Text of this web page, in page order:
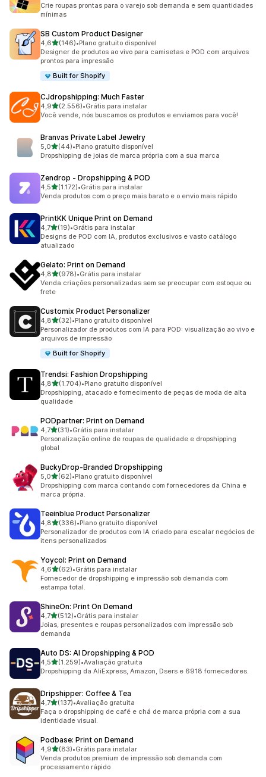
Crie roupas prontas para o varejo sob demanda e sem quantidades
mínimas
SB Custom Product Designer
4,6de 5 estrelas
(146)
146 avaliações ao todo
•Plano gratuito disponível
Designer de produtos ao vivo para camisetas e POD com arquivos
prontos para impressão
Built for Shopify
CJdropshipping: Much Faster
4,9de 5 estrelas
(2.556)
2556 avaliações ao todo
•Grátis para instalar
Você vende, nós buscamos os produtos e enviamos para você!
Branvas Private Label Jewelry
5,0de 5 estrelas
(44)
44 avaliações ao todo
•Plano gratuito disponível
Dropshipping de joias de marca própria com a sua marca
Zendrop ‑ Dropshipping & POD
4,5de 5 estrelas
(1.172)
1172 avaliações ao todo
•Grátis para instalar
Venda produtos com o preço mais barato e o envio mais rápido
PrintKK Unique Print on Demand
4,7de 5 estrelas
(19)
19 avaliações ao todo
•Grátis para instalar
Designs de POD com IA, produtos exclusivos e vasto catálogo
atualizado
Gelato: Print on Demand
4,8de 5 estrelas
(978)
978 avaliações ao todo
•Grátis para instalar
Venda criações personalizadas sem se preocupar com estoque ou
frete
Customix Product Personalizer
4,8de 5 estrelas
(32)
32 avaliações ao todo
•Plano gratuito disponível
Personalizador de produtos com IA para POD: visualização ao vivo e
arquivos de impressão
Built for Shopify
Trendsi: Fashion Dropshipping
4,8de 5 estrelas
(1.704)
1704 avaliações ao todo
•Plano gratuito disponível
Dropshipping, atacado e fornecimento de peças de moda de alta
qualidade
PODpartner: Print on Demand
4,7de 5 estrelas
(31)
31 avaliações ao todo
•Grátis para instalar
Personalização online de roupas de qualidade e dropshipping
global
BuckyDrop‑Branded Dropshipping
5,0de 5 estrelas
(62)
62 avaliações ao todo
•Plano gratuito disponível
Dropshipping com marca contando com fornecedores da China e
marca própria.
Teeinblue Product Personalizer
4,8de 5 estrelas
(336)
336 avaliações ao todo
•Plano gratuito disponível
Personalizador de produtos com IA criado para escalar negócios de
itens personalizados
Yoycol: Print on Demand
4,6de 5 estrelas
(62)
62 avaliações ao todo
•Grátis para instalar
Fornecedor de dropshipping e impressão sob demanda com
estampa total.
ShineOn: Print On Demand
4,7de 5 estrelas
(512)
512 avaliações ao todo
•Grátis para instalar
Joias, presentes e roupas personalizados com impressão sob
demanda
Auto DS: AI Dropshipping & POD
4,5de 5 estrelas
(1.259)
1259 avaliações ao todo
•Avaliação gratuita
Dropshipping da AliExpress, Amazon, Dsers e 6918 fornecedores.
Dripshipper: Coffee & Tea
4,7de 5 estrelas
(137)
137 avaliações ao todo
•Avaliação gratuita
Faça o dropshipping de café e chá de marca própria com a sua
identidade visual.
Podbase: Print on Demand
4,9de 5 estrelas
(83)
83 avaliações ao todo
•Grátis para instalar
Venda produtos premium de impressão sob demanda com
processamento rápido